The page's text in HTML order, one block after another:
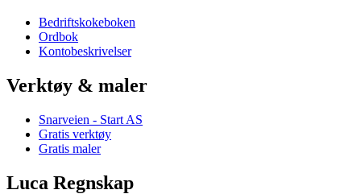
Bedriftskokeboken
Ordbok
Kontobeskrivelser
Verktøy & maler
Snarveien - Start AS
Gratis verktøy
Gratis maler
Luca Regnskap